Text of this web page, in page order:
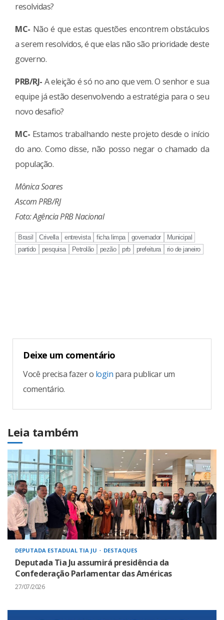
resolvidas?
MC- Não é que estas questões encontrem obstáculos
a serem resolvidos, é que elas não são prioridade deste
governo.
PRB/RJ- A eleição é só no ano que vem. O senhor e sua
equipe já estão desenvolvendo a estratégia para o seu
novo desafio?
MC- Estamos trabalhando neste projeto desde o início
do ano. Como disse, não posso negar o chamado da
população.
Mônica Soares
Ascom PRB/RJ
Foto: Agência PRB Nacional
Brasil Crivella entrevista ficha limpa governador
Municipal
partido
pesquisa Petrolão pezão prb prefeitura rio de janeiro
Deixe um comentário
Você precisa fazer o login para publicar um
comentário.
Leia também
DEPUTADA ESTADUAL TIA JU DESTAQUES
Deputada Tia Ju assumirá presidência da
Confederação Parlamentar das Américas
27/07/2026